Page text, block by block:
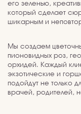
его зеленью,
который сделает
шикарным и
Мы создаем
пионовидных роз,
орхидей. Каждый
экзотические и
подойдут не только
врачей, родителей,